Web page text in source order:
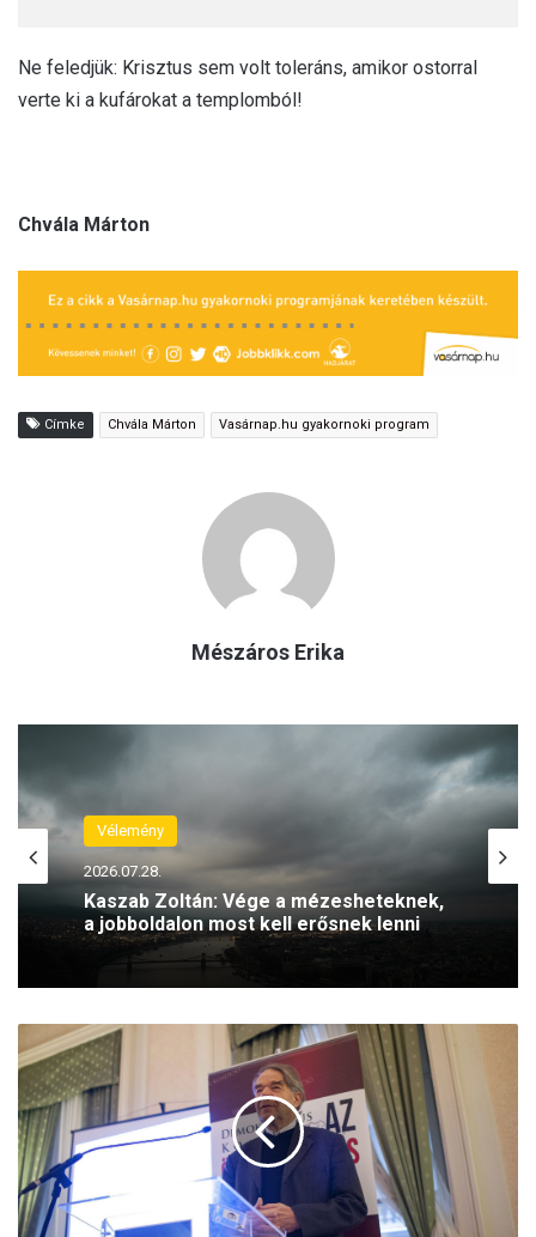
Ne feledjük: Krisztus sem volt toleráns, amikor ostorral
verte ki a kufárokat a templomból!
Chvála Márton
Címke Chvála Márton Vasárnap.hu gyakornoki program
Mészáros Erika
Vélemény
2026.07.28.
Kaszab Zoltán: Vége a mézesheteknek,
a jobboldalon most kell erősnek lenni
ö
r
t
ö
n
h
e